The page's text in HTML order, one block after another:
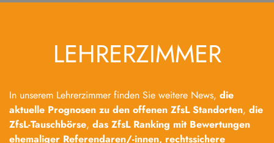
LEHRERZIMMER
In unserem Lehrerzimmer finden Sie weitere News, die
aktuelle Prognosen zu den offenen ZfsL Standorten, die
ZfsL-Tauschbörse, das ZfsL Ranking mit Bewertungen
ehemaliger Referendaren/-innen, rechtssichere